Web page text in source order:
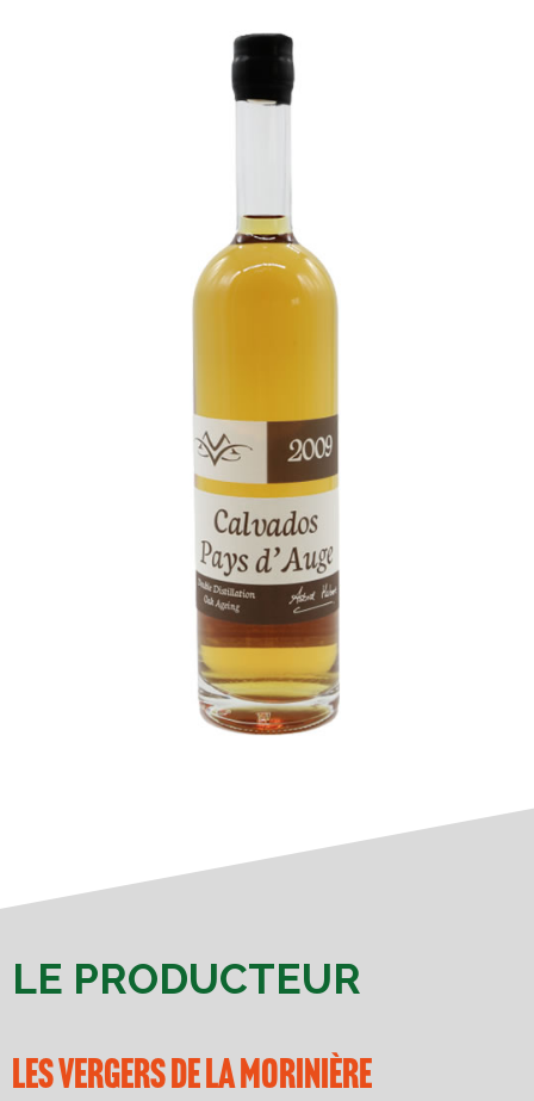
LE PRODUCTEUR
Les vergers de la Morinière